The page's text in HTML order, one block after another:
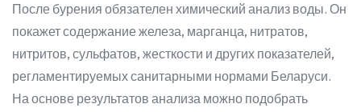
После бурения обязателен химический анализ воды. Он
покажет содержание железа, марганца, нитратов,
нитритов, сульфатов, жесткости и других показателей,
регламентируемых санитарными нормами Беларуси.
На основе результатов анализа можно подобрать